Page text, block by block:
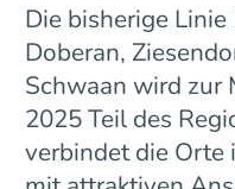
Die bisherige
Doberan,
Schwaan wird zur
2025 Teil des
verbindet die Orte